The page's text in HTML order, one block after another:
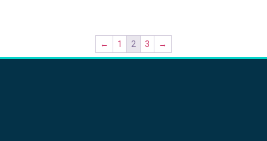
← 1 2 3 →